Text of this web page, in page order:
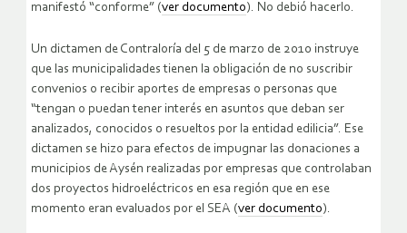
manifestó “conforme” (ver documento). No debió hacerlo.
Un dictamen de Contraloría del 5 de marzo de 2010 instruye
que las municipalidades tienen la obligación de no suscribir
convenios o recibir aportes de empresas o personas que
“tengan o puedan tener interés en asuntos que deban ser
analizados, conocidos o resueltos por la entidad edilicia”. Ese
dictamen se hizo para efectos de impugnar las donaciones a
municipios de Aysén realizadas por empresas que controlaban
dos proyectos hidroeléctricos en esa región que en ese
momento eran evaluados por el SEA (ver documento).